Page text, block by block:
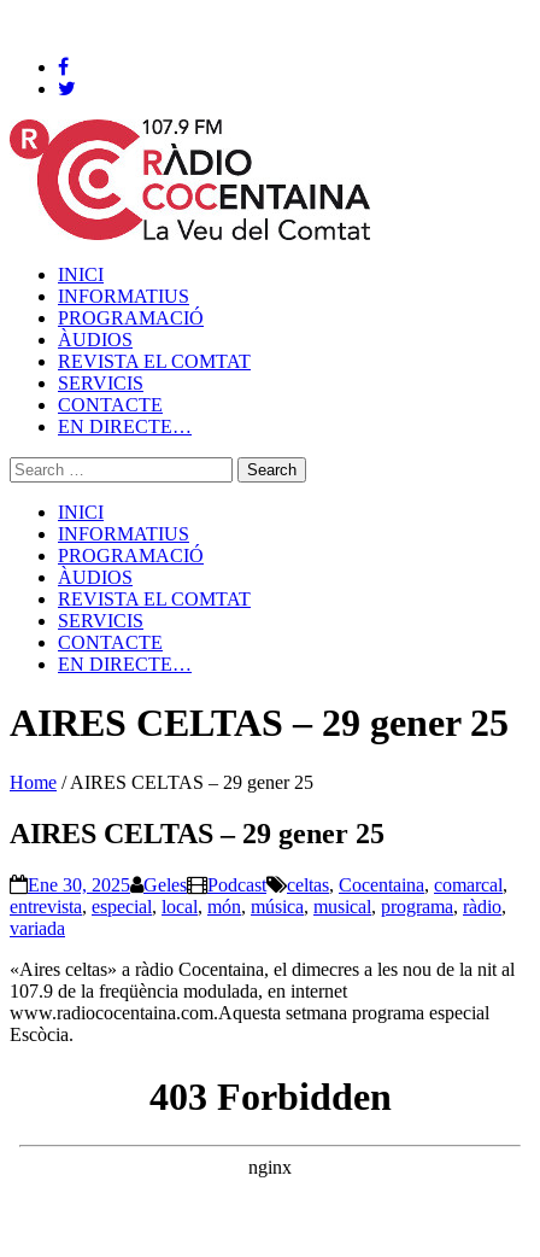
INICI
INFORMATIUS
PROGRAMACIÓ
ÀUDIOS
REVISTA EL COMTAT
SERVICIS
CONTACTE
EN DIRECTE…
INICI
INFORMATIUS
PROGRAMACIÓ
ÀUDIOS
REVISTA EL COMTAT
SERVICIS
CONTACTE
EN DIRECTE…
AIRES CELTAS – 29 gener 25
Home /AIRES CELTAS – 29 gener 25
AIRES CELTAS – 29 gener 25
Ene 30, 2025 Geles Podcast celtas, Cocentaina, comarcal,
entrevista, especial, local, món, música, musical, programa, ràdio,
variada
«Aires celtas» a ràdio Cocentaina, el dimecres a les nou de la nit al
107.9 de la freqüència modulada, en internet
www.radiococentaina.com.Aquesta setmana programa especial
Escòcia.